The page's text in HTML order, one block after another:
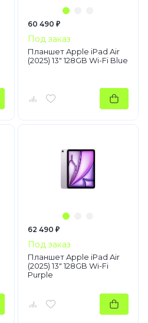
60 490 ₽
Под заказ
Планшет Apple iPad Air
(2025) 13" 128GB Wi-Fi Blue
62 490 ₽
Под заказ
Планшет Apple iPad Air
(2025) 13" 128GB Wi-Fi
Purple